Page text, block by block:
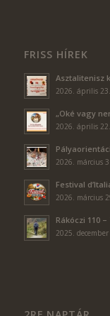
FRISS HÍREK
Asztalitenisz
2026. április
„Oké vagy
2026. április
2026. március
Festival
2026. március
Rákóczi 110
2025.